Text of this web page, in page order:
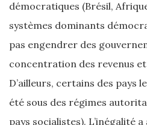
démocratiques (Brésil,
systèmes dominants
pas engendrer des
concentration des revenus et
D’ailleurs, certains des pays
été sous des régimes
pays socialistes). L’inégalité